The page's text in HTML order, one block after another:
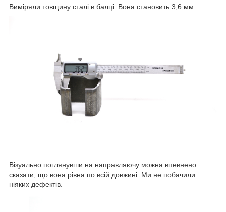
Виміряли товщину сталі в балці. Вона становить 3,6 мм.
Візуально поглянувши на направляючу можна впевнено
сказати, що вона рівна по всій довжині. Ми не побачили
ніяких дефектів.